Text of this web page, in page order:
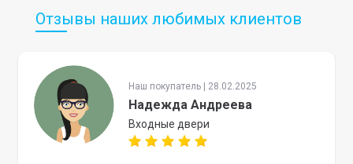
Отзывы наших любимых клиентов
Наш покупатель | 28.02.2025
Надежда Андреева
Входные двери